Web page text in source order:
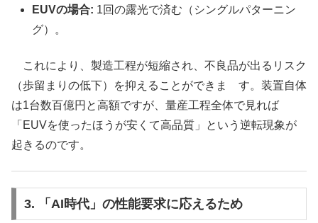
EUVの場合: 1回の露光で済む（シングルパターニン
グ）。
これにより、製造工程が短縮され、不良品が出るリスク
（歩留まりの低下）を抑えることができま す。装置自体
は1台数百億円と高額ですが、量産工程全体で見れば
「EUVを使ったほうが安くて高品質」という逆転現象が
起きるのです。
3. 「AI時代」の性能要求に応えるため